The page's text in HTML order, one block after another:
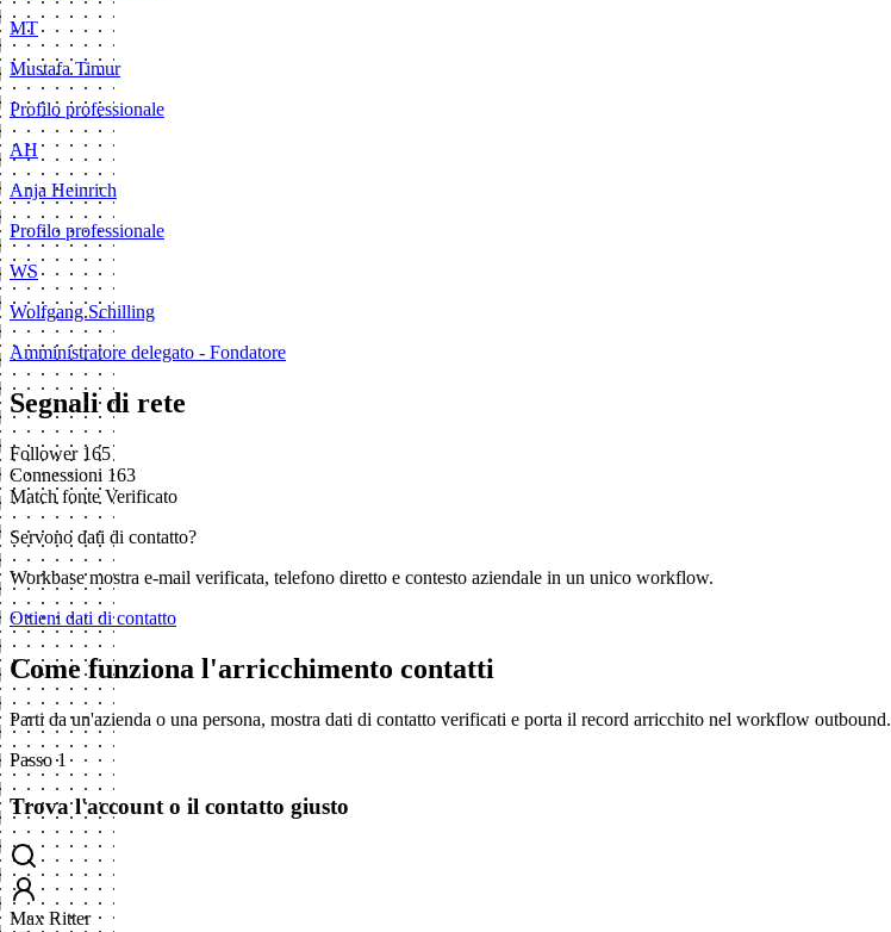
MT
Mustafa Timur
Profilo professionale
AH
Anja Heinrich
Profilo professionale
WS
Wolfgang Schilling
Amministratore delegato - Fondatore
Segnali di rete
Follower 165
Connessioni 163
Match fonte Verificato
Servono dati di contatto?
Workbase mostra e-mail verificata, telefono diretto e contesto aziendale in un unico workflow.
Ottieni dati di contatto
Come funziona l'arricchimento contatti
Parti da un'azienda o una persona, mostra dati di contatto verificati e porta il record arricchito nel workflow outbound.
Passo 1
Trova l'account o il contatto giusto
Max Ritter